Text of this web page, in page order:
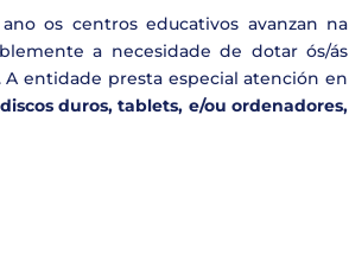
os centros educativos avanzan na
a necesidade de dotar ós/ás
entidade presta especial atención en
duros, tablets, e/ou ordenadores,